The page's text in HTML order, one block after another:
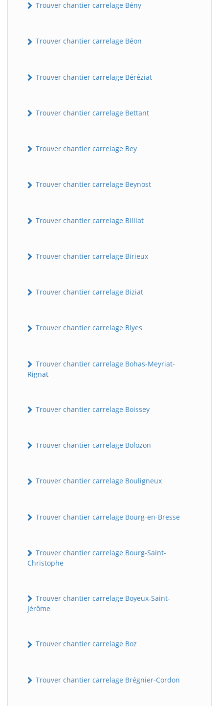
Trouver chantier carrelage Bény
Trouver chantier carrelage Béon
Trouver chantier carrelage Béréziat
Trouver chantier carrelage Bettant
Trouver chantier carrelage Bey
Trouver chantier carrelage Beynost
Trouver chantier carrelage Billiat
Trouver chantier carrelage Birieux
Trouver chantier carrelage Biziat
Trouver chantier carrelage Blyes
Trouver chantier carrelage Bohas-Meyriat-
Rignat
Trouver chantier carrelage Boissey
Trouver chantier carrelage Bolozon
Trouver chantier carrelage Bouligneux
Trouver chantier carrelage Bourg-en-Bresse
Trouver chantier carrelage Bourg-Saint-
Christophe
Trouver chantier carrelage Boyeux-Saint-
Jérôme
Trouver chantier carrelage Boz
Trouver chantier carrelage Brégnier-Cordon